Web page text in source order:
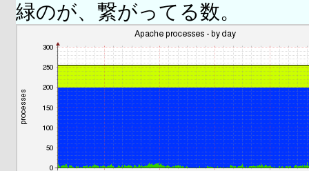
緑のが、繋がってる数。